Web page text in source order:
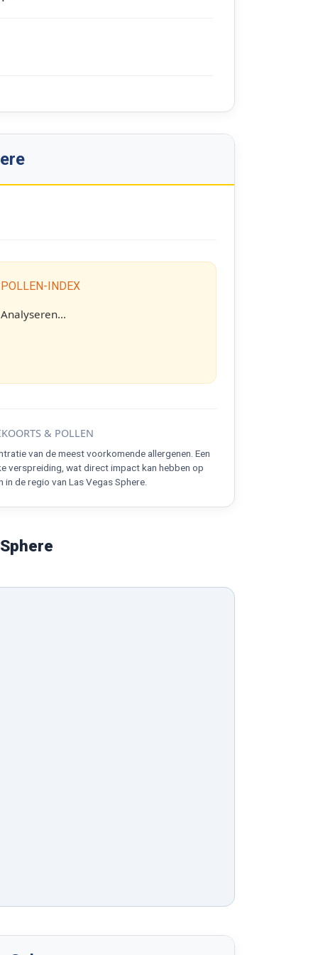
INDEX
Analyseren...
& POLLEN
van de meest voorkomende allergenen. Een
verspreiding, wat direct impact kan hebben op
de regio van Las Vegas Sphere.